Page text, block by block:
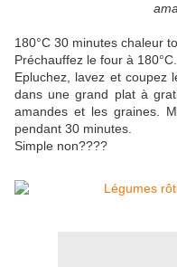
180°C 30 minutes chaleur
Préchauffez le four à 180°C.
Epluchez, lavez et coupez
dans une grand plat à
amandes et les graines.
pendant 30 minutes.
Simple non????